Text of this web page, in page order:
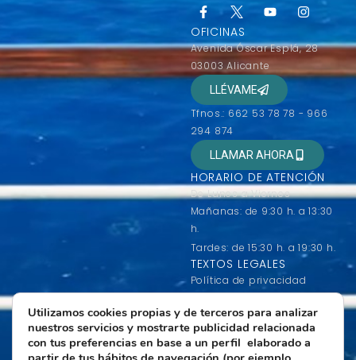
OFICINAS
Avenida Óscar Esplá, 28
03003 Alicante
LLÉVAME
Tfnos.: 662 53 78 78 - 966
294 874
LLAMAR AHORA
HORARIO DE ATENCIÓN
De Lunes a Viernes
Mañanas: de 9:30 h. a 13:30
h.
Tardes: de 15:30 h. a 19:30 h.
TEXTOS LEGALES
Política de privacidad
contratación
Condiciones de uso
Política de Cookies
Utilizamos cookies propias y de terceros para analizar
nuestros servicios y mostrarte publicidad relacionada
con tus preferencias en base a un perfil elaborado a